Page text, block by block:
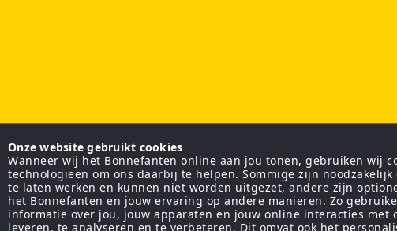
Onze website gebruikt cookies
Wanneer wij het Bonnefanten online aan jou tonen, gebruiken wij
technologieën om ons daarbij te helpen. Sommige zijn noodzakelijk
te laten werken en kunnen niet worden uitgezet, andere zijn
het Bonnefanten en jouw ervaring op andere manieren. Zo
informatie over jou, jouw apparaten en jouw online interacties met
leveren, te analyseren en te verbeteren. Dit omvat ook het